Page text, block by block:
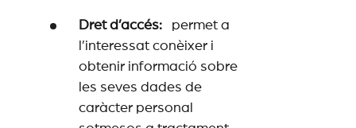
Dret d’accés: permet a
l’interessat conèixer i
obtenir informació sobre
les seves dades de
caràcter personal